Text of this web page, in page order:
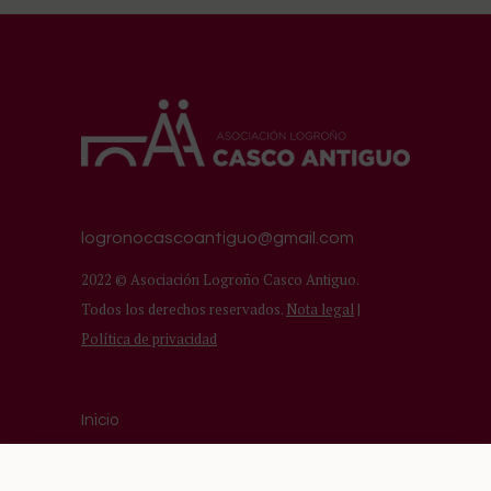
logronocascoantiguo@gmail.com
2022 © Asociación Logroño Casco Antiguo.
Todos los derechos reservados. Nota legal |
Política de privacidad
Inicio